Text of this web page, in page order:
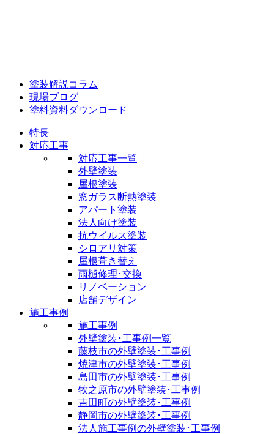
塗装解説コラム
現場ブログ
塗料資料ダウンロード
特長
対応工事
対応工事一覧
外壁塗装
屋根塗装
窓ガラス断熱塗装
アパート塗装
法人向け塗装
抗ウイルス塗装
シロアリ対策
屋根葺き替え
雨樋修理･交換
リノベーション
店舗デザイン
施工事例
施工事例
外壁塗装･工事例一覧
藤枝市の外壁塗装･工事例
焼津市の外壁塗装･工事例
島田市の外壁塗装･工事例
牧之原市の外壁塗装･工事例
吉田町の外壁塗装･工事例
静岡市の外壁塗装･工事例
法人施工事例の外壁塗装･工事例